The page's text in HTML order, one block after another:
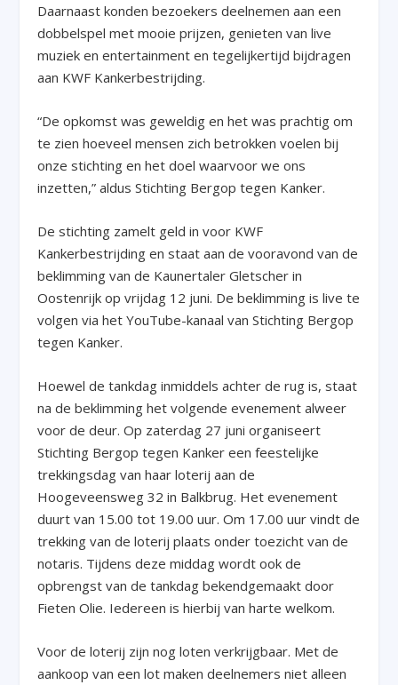
Daarnaast konden bezoekers deelnemen aan een
dobbelspel met mooie prijzen, genieten van live
muziek en entertainment en tegelijkertijd bijdragen
aan KWF Kankerbestrijding.
“De opkomst was geweldig en het was prachtig om
te zien hoeveel mensen zich betrokken voelen bij
onze stichting en het doel waarvoor we ons
inzetten,” aldus Stichting Bergop tegen Kanker.
De stichting zamelt geld in voor KWF
Kankerbestrijding en staat aan de vooravond van de
beklimming van de Kaunertaler Gletscher in
Oostenrijk op vrijdag 12 juni. De beklimming is live te
volgen via het YouTube-kanaal van Stichting Bergop
tegen Kanker.
Hoewel de tankdag inmiddels achter de rug is, staat
na de beklimming het volgende evenement alweer
voor de deur. Op zaterdag 27 juni organiseert
Stichting Bergop tegen Kanker een feestelijke
trekkingsdag van haar loterij aan de
Hoogeveensweg 32 in Balkbrug. Het evenement
duurt van 15.00 tot 19.00 uur. Om 17.00 uur vindt de
trekking van de loterij plaats onder toezicht van de
notaris. Tijdens deze middag wordt ook de
opbrengst van de tankdag bekendgemaakt door
Fieten Olie. Iedereen is hierbij van harte welkom.
Voor de loterij zijn nog loten verkrijgbaar. Met de
aankoop van een lot maken deelnemers niet alleen